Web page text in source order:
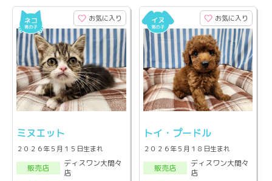
お気に入り
ミヌエット
２０２６年５月１５日生まれ
販売店
ディスワン大間々
店
お気に入り
トイ・プードル
２０２６年５月１８日生まれ
販売店
ディスワン大間々
店